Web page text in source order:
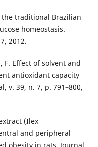
the traditional Brazilian
homeostasis.
2012.
F. Effect of solvent and
antioxidant capacity
v. 39, n. 7, p. 791–800,
(Ilex
and peripheral
obesity in rats. Journal